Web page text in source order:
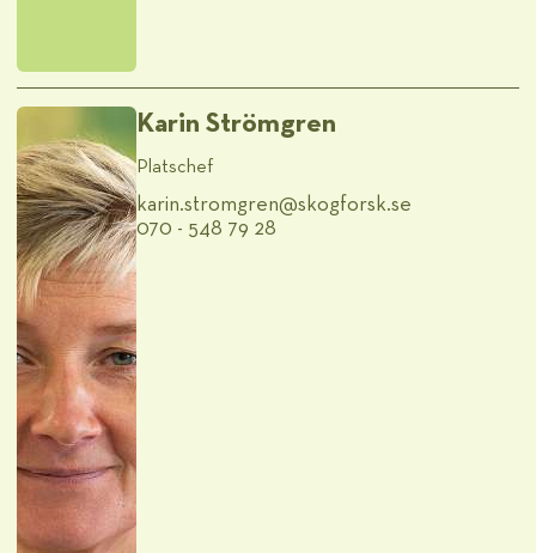
Karin Strömgren
Platschef
karin.stromgren@​skogforsk.se
070 - 548 79 28